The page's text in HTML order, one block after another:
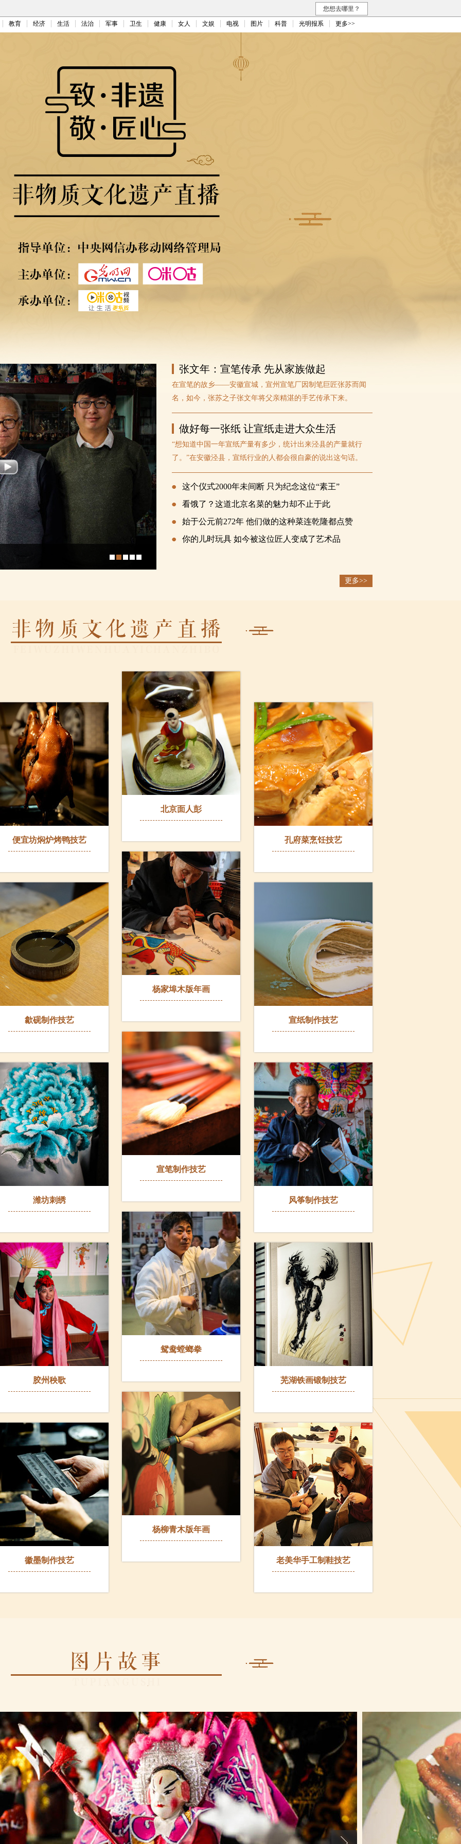
您想去哪里？
教育 经济 生活 法治 军事 卫生 健康 女人 文娱 电视 图片 科普 光明报系 更多>>
张文年：宣笔传承 先从家族做起
在宣笔的故乡——安徽宣城，宣州宣笔厂因制笔巨匠张苏而闻
名，如今，张苏之子张文年将父亲精湛的手艺传承下来。
做好每一张纸 让宣纸走进大众生活
“想知道中国一年宣纸产量有多少，统计出来泾县的产量就行
了。”在安徽泾县，宣纸行业的人都会很自豪的说出这句话。
这个仪式2000年未间断 只为纪念这位“素王”
看饿了？这道北京名菜的魅力却不止于此
始于公元前272年 他们做的这种菜连乾隆都点赞
你的儿时玩具 如今被这位匠人变成了艺术品
更多>>
便宜坊焖炉烤鸭技艺
北京面人彭
孔府菜烹饪技艺
歙砚制作技艺
杨家埠木版年画
宣纸制作技艺
潍坊刺绣
宣笔制作技艺
风筝制作技艺
胶州秧歌
鸳鸯螳螂拳
芜湖铁画锻制技艺
徽墨制作技艺
杨柳青木版年画
老美华手工制鞋技艺